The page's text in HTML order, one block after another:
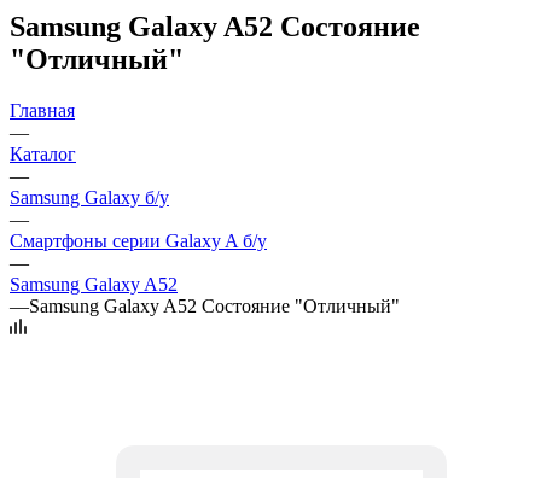
Samsung Galaxy A52 Состояние
"Отличный"
Главная
—
Каталог
—
Samsung Galaxy б/у
—
Смартфоны серии Galaxy A б/у
—
Samsung Galaxy A52
—Samsung Galaxy A52 Состояние "Отличный"